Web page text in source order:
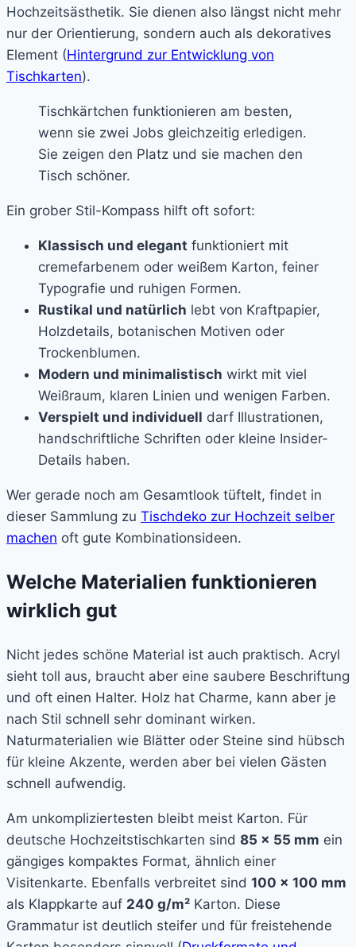
Hochzeitsästhetik. Sie dienen also längst nicht mehr
nur der Orientierung, sondern auch als dekoratives
Element (Hintergrund zur Entwicklung von
Tischkarten).
Tischkärtchen funktionieren am besten,
wenn sie zwei Jobs gleichzeitig erledigen.
Sie zeigen den Platz und sie machen den
Tisch schöner.
Ein grober Stil-Kompass hilft oft sofort:
Klassisch und elegant funktioniert mit
cremefarbenem oder weißem Karton, feiner
Typografie und ruhigen Formen.
Rustikal und natürlich lebt von Kraftpapier,
Holzdetails, botanischen Motiven oder
Trockenblumen.
Modern und minimalistisch wirkt mit viel
Weißraum, klaren Linien und wenigen Farben.
Verspielt und individuell darf Illustrationen,
handschriftliche Schriften oder kleine Insider-
Details haben.
Wer gerade noch am Gesamtlook tüftelt, findet in
dieser Sammlung zu Tischdeko zur Hochzeit selber
machen oft gute Kombinationsideen.
Welche Materialien funktionieren
wirklich gut
Nicht jedes schöne Material ist auch praktisch. Acryl
sieht toll aus, braucht aber eine saubere Beschriftung
und oft einen Halter. Holz hat Charme, kann aber je
nach Stil schnell sehr dominant wirken.
Naturmaterialien wie Blätter oder Steine sind hübsch
für kleine Akzente, werden aber bei vielen Gästen
schnell aufwendig.
Am unkompliziertesten bleibt meist Karton. Für
deutsche Hochzeitstischkarten sind 85 × 55 mm ein
gängiges kompaktes Format, ähnlich einer
Visitenkarte. Ebenfalls verbreitet sind 100 × 100 mm
als Klappkarte auf 240 g/m² Karton. Diese
Grammatur ist deutlich steifer und für freistehende